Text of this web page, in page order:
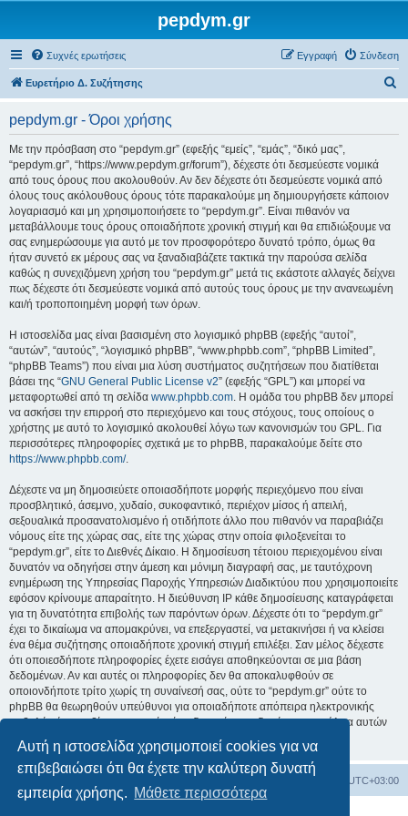
Αυτή η ιστοσελίδα χρησιμοποιεί cookies για να
επιβεβαιώσει ότι θα έχετε την καλύτερη δυνατή
εμπειρία χρήσης. Μάθετε περισσότερα
pepdym.gr
Συχνές ερωτήσεις Σύνδεση
Εγγραφή
Ευρετήριο Δ. Συζήτησης
pepdym.gr - Όροι χρήσης
Με την πρόσβαση στο “pepdym.gr” (εφεξής “εμείς”, “εμάς”, “δικό μας”,
“pepdym.gr”, “https://www.pepdym.gr/forum”), δέχεστε ότι δεσμεύεστε νομικά
από τους όρους που ακολουθούν. Αν δεν δέχεστε ότι δεσμεύεστε νομικά από
όλους τους ακόλουθους όρους τότε παρακαλούμε μη δημιουργήσετε κάποιον
λογαριασμό και μη χρησιμοποιήσετε το “pepdym.gr”. Είναι πιθανόν να
μεταβάλλουμε τους όρους οποιαδήποτε χρονική στιγμή και θα επιδιώξουμε να
σας ενημερώσουμε για αυτό με τον προσφορότερο δυνατό τρόπο, όμως θα
ήταν συνετό εκ μέρους σας να ξαναδιαβάζετε τακτικά την παρούσα σελίδα
καθώς η συνεχιζόμενη χρήση του “pepdym.gr” μετά τις εκάστοτε αλλαγές δείχνει
πως δέχεστε ότι δεσμεύεστε νομικά από αυτούς τους όρους με την ανανεωμένη
και/ή τροποποιημένη μορφή των όρων.
Η ιστοσελίδα μας είναι βασισμένη στο λογισμικό phpBB (εφεξής “αυτοί”,
“αυτών”, “αυτούς”, “λογισμικό phpBB”, “www.phpbb.com”, “phpBB Limited”,
“phpBB Teams”) που είναι μια λύση συστήματος συζητήσεων που διατίθεται
βάσει της “GNU General Public License v2” (εφεξής “GPL”) και μπορεί να
μεταφορτωθεί από τη σελίδα www.phpbb.com. Η ομάδα του phpBB δεν μπορεί
να ασκήσει την επιρροή στο περιεχόμενο και τους στόχους, τους οποίους ο
χρήστης με αυτό το λογισμικό ακολουθεί λόγω των κανονισμών του GPL. Για
περισσότερες πληροφορίες σχετικά με το phpBB, παρακαλούμε δείτε στο
https://www.phpbb.com/.
Δέχεστε να μη δημοσιεύετε οποιασδήποτε μορφής περιεχόμενο που είναι
προσβλητικό, άσεμνο, χυδαίο, συκοφαντικό, περιέχον μίσος ή απειλή,
σεξουαλικά προσανατολισμένο ή οτιδήποτε άλλο που πιθανόν να παραβιάζει
νόμους είτε της χώρας σας, είτε της χώρας στην οποία φιλοξενείται το
“pepdym.gr”, είτε το Διεθνές Δίκαιο. Η δημοσίευση τέτοιου περιεχομένου είναι
δυνατόν να οδηγήσει στην άμεση και μόνιμη διαγραφή σας, με ταυτόχρονη
ενημέρωση της Υπηρεσίας Παροχής Υπηρεσιών Διαδικτύου που χρησιμοποιείτε
εφόσον κρίνουμε απαραίτητο. Η διεύθυνση IP κάθε δημοσίευσης καταγράφεται
για τη δυνατότητα επιβολής των παρόντων όρων. Δέχεστε ότι το “pepdym.gr”
έχει το δικαίωμα να απομακρύνει, να επεξεργαστεί, να μετακινήσει ή να κλείσει
ένα θέμα συζήτησης οποιαδήποτε χρονική στιγμή επιλέξει. Σαν μέλος δέχεστε
ότι οποιεσδήποτε πληροφορίες έχετε εισάγει αποθηκεύονται σε μια βάση
δεδομένων. Αν και αυτές οι πληροφορίες δεν θα αποκαλυφθούν σε
οποιονδήποτε τρίτο χωρίς τη συναίνεσή σας, ούτε το “pepdym.gr” ούτε το
phpBB θα θεωρηθούν υπεύθυνοι για οποιαδήποτε απόπειρα ηλεκτρονικής
εισβολής ή παραβίασης η οποία είναι δυνατόν να οδηγήσει σε απώλεια αυτών
των δεδομένων.
UTC+03:00